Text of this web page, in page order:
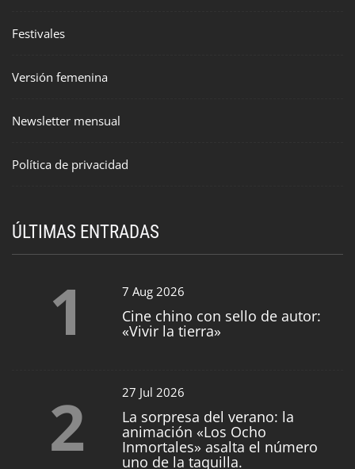
Festivales
Versión femenina
Newsletter mensual
Política de privacidad
ÚLTIMAS ENTRADAS
1 7 Aug 2026
Cine chino con sello de autor:
«Vivir la tierra»
2 27 Jul 2026
La sorpresa del verano: la
animación «Los Ocho
Inmortales» asalta el número
uno de la taquilla.